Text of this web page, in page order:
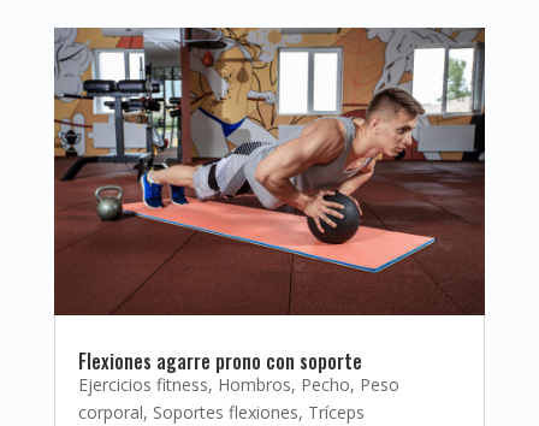
Flexiones agarre prono con soporte
Ejercicios fitness, Hombros, Pecho, Peso
corporal, Soportes flexiones, Tríceps